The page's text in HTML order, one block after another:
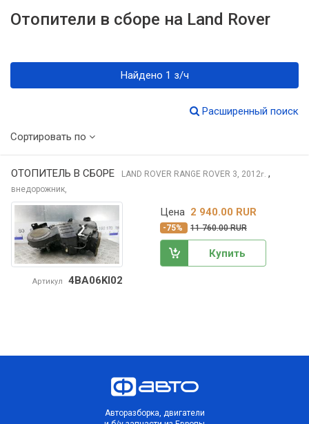
Отопители в сборе на Land Rover
Найдено 1 з/ч
Расширенный поиск
Сортировать по
ОТОПИТЕЛЬ В СБОРЕ LAND ROVER RANGE ROVER 3, 2012г. ,
внедорожник,
Артикул 4BA06KI02
Цена 2 940.00 RUR
-75% 11 760.00 RUR
Купить
Авторазборка, двигатели